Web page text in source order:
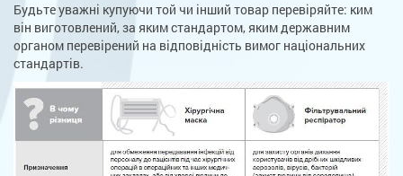
Будьте уважні купуючи той чи інший товар перевіряйте: ким
він виготовлений, за яким стандартом, яким державним
органом перевірений на відповідність вимог національних
стандартів.